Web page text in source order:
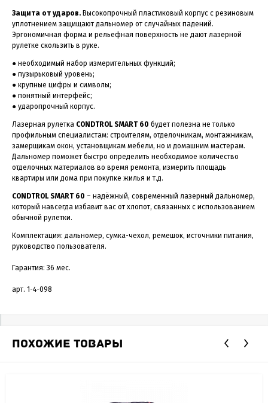
Защита от ударов. Высокопрочный пластиковый корпус с резиновым
уплотнением защищают дальномер от случайных падений.
Эргономичная форма и рельефная поверхность не дают лазерной
рулетке скользить в руке.
● необходимый набор измерительных функций;
● пузырьковый уровень;
● крупные цифры и символы;
● понятный интерфейс;
● ударопрочный корпус.
Лазерная рулетка CONDTROL SMART 60 будет полезна не только
профильным специалистам: строителям, отделочникам, монтажникам,
замерщикам окон, установщикам мебели, но и домашним мастерам.
Дальномер поможет быстро определить необходимое количество
отделочных материалов во время ремонта, измерить площадь
квартиры или дома при покупке жилья и т.д.
CONDTROL SMART 60 – надёжный, современный лазерный дальномер,
который навсегда избавит вас от хлопот, связанных с использованием
обычной рулетки.
Комплектация: дальномер, сумка-чехол, ремешок, источники питания,
руководство пользователя.
Гарантия: 36 мес.
арт. 1-4-098
ПОХОЖИЕ ТОВАРЫ